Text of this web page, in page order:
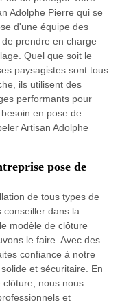
Adolphe Pierre qui se
d'une équipe des
prendre en charge
Quel que soit le
paysagistes sont tous
ils utilisent des
performants pour
en pose de
Artisan Adolphe
pose de
de tous types de
dans la
modèle de clôture
le faire. Avec des
confiance à notre
et sécuritaire. En
clôture, nous nous
et